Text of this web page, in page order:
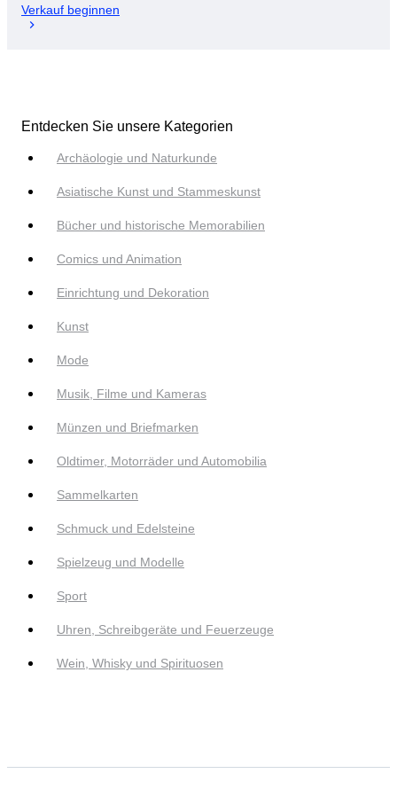
Verkauf beginnen
Entdecken Sie unsere Kategorien
Archäologie und Naturkunde
Asiatische Kunst und Stammeskunst
Bücher und historische Memorabilien
Comics und Animation
Einrichtung und Dekoration
Kunst
Mode
Musik, Filme und Kameras
Münzen und Briefmarken
Oldtimer, Motorräder und Automobilia
Sammelkarten
Schmuck und Edelsteine
Spielzeug und Modelle
Sport
Uhren, Schreibgeräte und Feuerzeuge
Wein, Whisky und Spirituosen